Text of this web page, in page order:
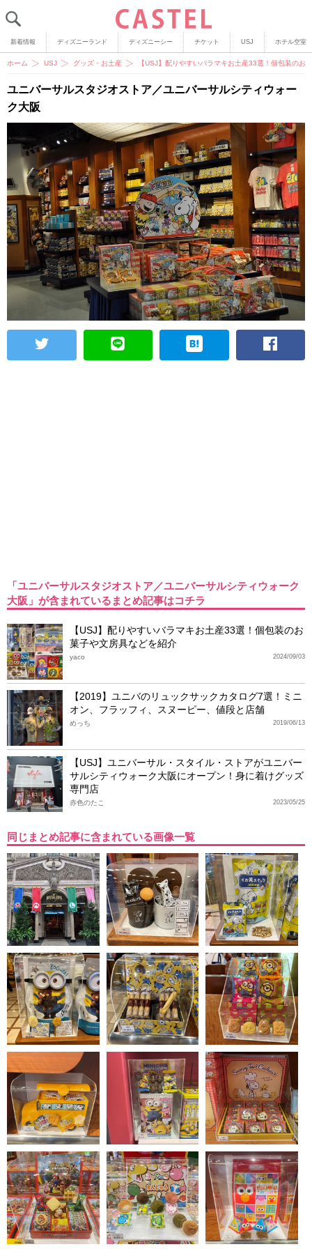
新着情報 ディズニーランド ディズニーシー チケット USJ ホテル空室
ホーム USJ グッズ・お土産 【USJ】配りやすいバラマキお土産33選！個包装のお
ユニバーサルスタジオストア／ユニバーサルシティウォー
ク大阪
「ユニバーサルスタジオストア／ユニバーサルシティウォーク
大阪」が含まれているまとめ記事はコチラ
【USJ】配りやすいバラマキお土産33選！個包装のお
菓子や文房具などを紹介
2024/09/03
yaco
【2019】ユニバのリュックサックカタログ7選！ミニ
オン、フラッフィ、スヌーピー、値段と店舗
2019/06/13
めっち
【USJ】ユニバーサル・スタイル・ストアがユニバー
サルシティウォーク大阪にオープン！身に着けグッズ
専門店
2023/05/25
赤色のたこ
同じまとめ記事に含まれている画像一覧